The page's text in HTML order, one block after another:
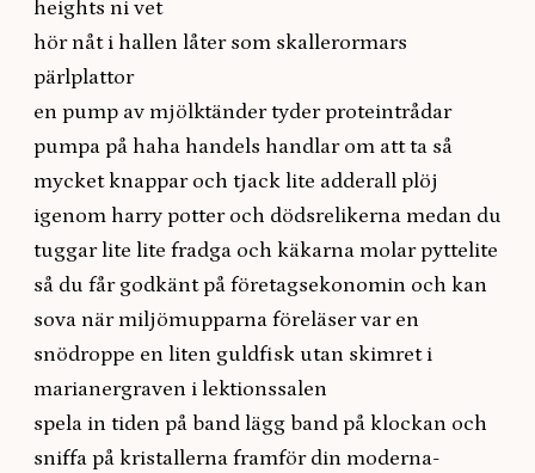
heights ni vet
hör nåt i hallen låter som skallerormars
pärlplattor
en pump av mjölktänder tyder proteintrådar
pumpa på haha handels handlar om att ta så
mycket knappar och tjack lite adderall plöj
igenom harry potter och dödsrelikerna medan du
tuggar lite lite fradga och käkarna molar pyttelite
så du får godkänt på företagsekonomin och kan
sova när miljömupparna föreläser var en
snödroppe en liten guldfisk utan skimret i
marianergraven i lektionssalen
spela in tiden på band lägg band på klockan och
sniffa på kristallerna framför din moderna-